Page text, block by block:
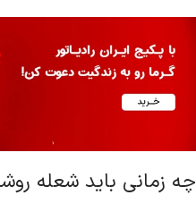
چه زمانی باید شعله